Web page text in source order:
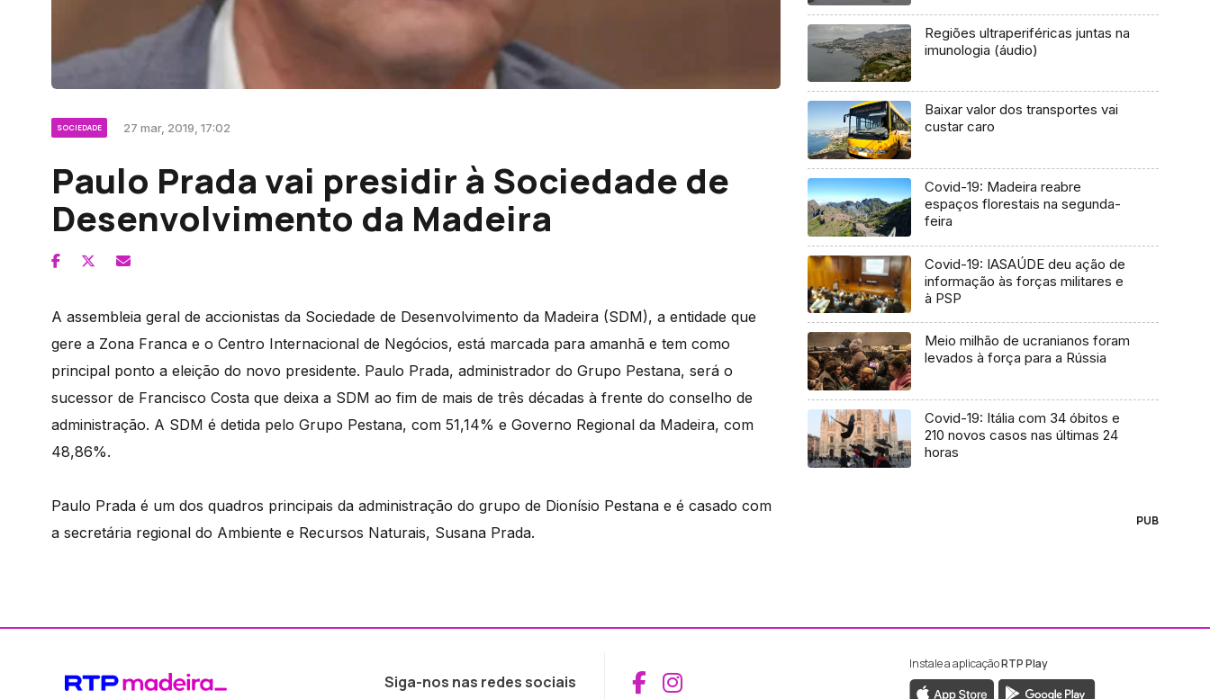
SOCIEDADE 27 mar, 2019, 17:02
Paulo Prada vai presidir à Sociedade de
Desenvolvimento da Madeira
A assembleia geral de accionistas da Sociedade de Desenvolvimento da Madeira (SDM), a entidade que
gere a Zona Franca e o Centro Internacional de Negócios, está marcada para amanhã e tem como
principal ponto a eleição do novo presidente. Paulo Prada, administrador do Grupo Pestana, será o
sucessor de Francisco Costa que deixa a SDM ao fim de mais de três décadas à frente do conselho de
administração. A SDM é detida pelo Grupo Pestana, com 51,14% e Governo Regional da Madeira, com
48,86%.
Paulo Prada é um dos quadros principais da administração do grupo de Dionísio Pestana e é casado com
a secretária regional do Ambiente e Recursos Naturais, Susana Prada.
Regiões ultraperiféricas juntas na
imunologia (áudio)
Baixar valor dos transportes vai
custar caro
Covid-19: Madeira reabre
espaços florestais na segunda-
feira
Covid-19: IASAÚDE deu ação de
informação às forças militares e
à PSP
Meio milhão de ucranianos foram
levados à força para a Rússia
Covid-19: Itália com 34 óbitos e
210 novos casos nas últimas 24
horas
PUB
Siga-nos nas redes sociais Aceder ao Facebook da RTP Madeira
Aceder ao Instagram da RTP Madeira
Instale a aplicaçãoRTP Play